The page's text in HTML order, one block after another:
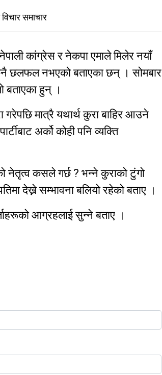
समाचार
कांग्रेस र नेकपा एमाले मिलेर नयाँ
छलफल नभएको बताएका छन् । सोमबार
बताएका हुन् ।
मात्रै यथार्थ कुरा बाहिर आउने
अर्को कोही पनि व्यक्ति
नेतृत्व कसले गर्छ ? भन्ने कुराको टुंगो
देख्ने सम्भावना बलियो रहेको बताए ।
आग्रहलाई सुन्ने बताए ।